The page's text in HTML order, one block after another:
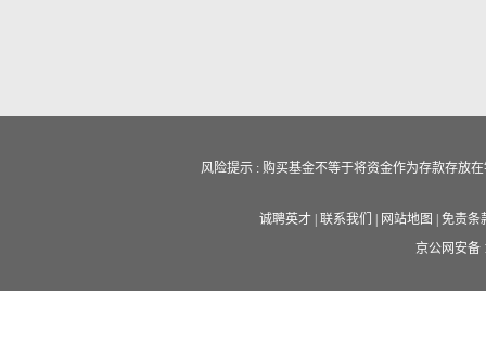
风险提示 : 购买基金不等于将资金作为存款存放
诚聘英才 联系我们 网站地图
免责条
京公网安备